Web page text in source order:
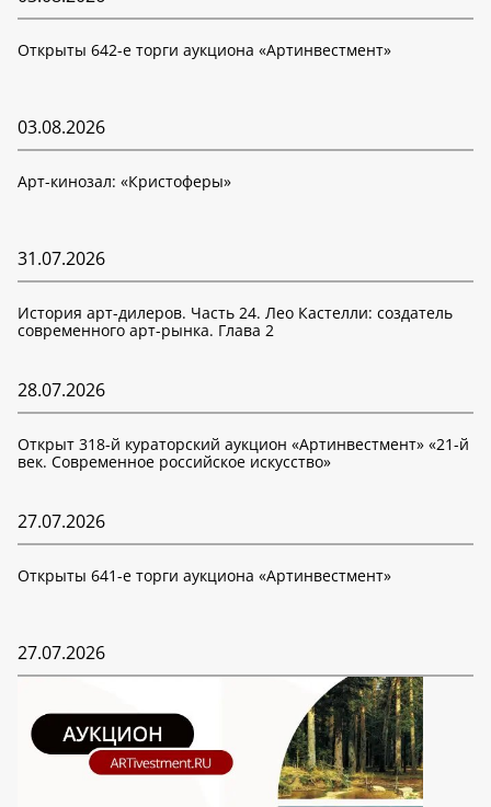
Открыты 642-е торги аукциона «Артинвестмент»
03.08.2026
Арт-кинозал: «Кристоферы»
31.07.2026
История арт-дилеров. Часть 24. Лео Кастелли: создатель
современного арт-рынка. Глава 2
28.07.2026
Открыт 318-й кураторский аукцион «Артинвестмент» «21-й
век. Современное российское искусство»
27.07.2026
Открыты 641-е торги аукциона «Артинвестмент»
27.07.2026